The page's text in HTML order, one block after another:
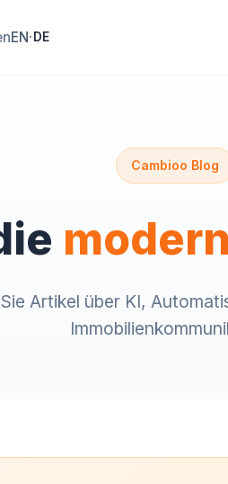
EN· DE
Cambioo Blog
Artikel über KI,